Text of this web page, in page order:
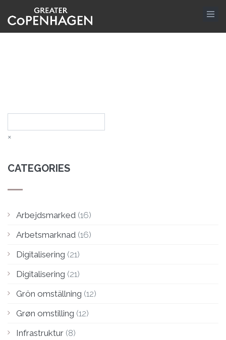
to
main
×
CATEGORIES
Arbejdsmarked (16)
Arbetsmarknad (16)
Digitalisering (21)
Digitalisering (21)
Grön omställning (12)
Grøn omstilling (12)
Infrastruktur (8)